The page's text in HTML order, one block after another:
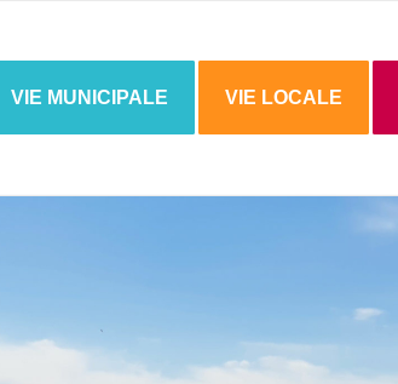
VIE MUNICIPALE VIE LOCALE